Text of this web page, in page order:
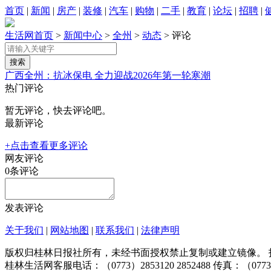
首页 | 新闻 | 房产 | 装修 | 汽车 | 购物 | 二手 | 教育 | 论坛 | 招聘 |
生活网首页 > 新闻中心 > 全州 > 动态 > 评论
广西全州：抗冰保电 全力迎战2026年第一轮寒潮
热门评论
暂无评论，快去评论吧。
最新评论
+点击查看更多评论
网友评论
0条评论
发表评论
关于我们 | 网站地图 | 联系我们 | 法律声明
版权归桂林日报社所有，未经书面授权禁止复制或建立镜像。
桂林生活网客服电话：（0773）2853120 2852488 传真：（